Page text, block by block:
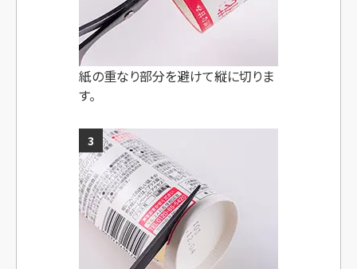
紙の重なり部分を避けて縦に切りま
す。
3